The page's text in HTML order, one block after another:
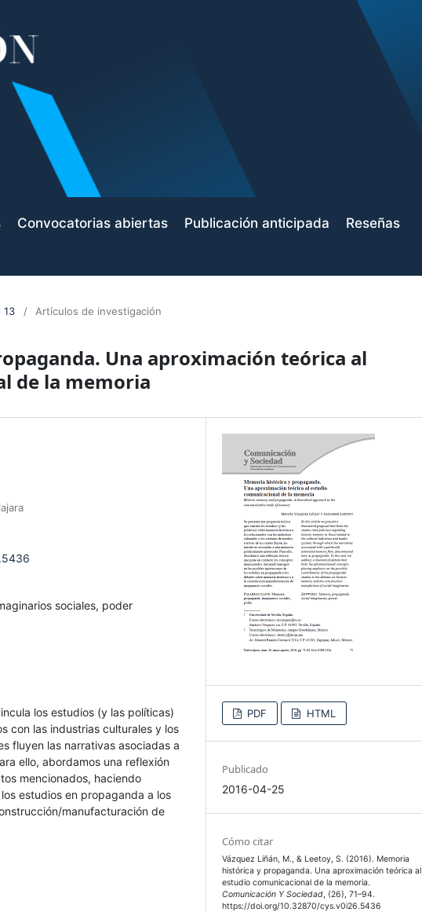
Convocatorias abiertas Publicación anticipada Reseñas
13 / Artículos de investigación
Una aproximación teórica al
de la memoria
sociales, poder
los estudios (y las políticas)
con las industrias culturales y los
fluyen las narrativas asociadas a
ello, abordamos una reflexión
mencionados, haciendo
estudios en propaganda a los
manufacturación de
PDF HTML
Publicado
2016-04-25
Cómo citar
Vázquez Liñán, M., & Leetoy, S. (2016). Memoria
histórica y propaganda. Una aproximación teórica al
estudio comunicacional de la memoria.
Comunicación Y Sociedad, (26), 71–94.
https://doi.org/10.32870/cys.v0i26.5436